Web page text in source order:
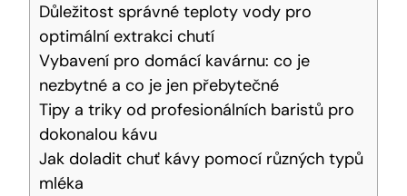
Důležitost správné teploty vody pro
optimální extrakci chutí
Vybavení pro domácí kavárnu: co je
nezbytné a co je jen přebytečné
Tipy a triky od profesionálních baristů pro
dokonalou kávu
Jak doladit chuť kávy pomocí různých typů
mléka